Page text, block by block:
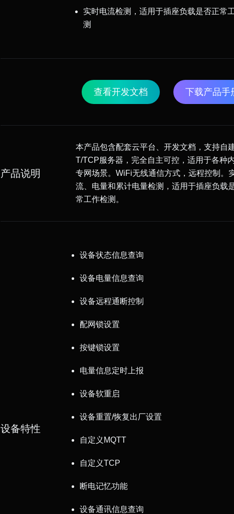
实时电流检测，适用于插座负载是否正常
测
查看开发文档 下载产品手
产品说明
本产品包含配套云平台、开发文档，支持自
T/TCP服务器，完全自主可控，适用于各种
专网场景。WiFi无线通信方式，远程控制。
流、电量和累计电量检测，适用于插座负载
常工作检测。
设备特性
设备状态信息查询
设备电量信息查询
设备远程通断控制
配网锁设置
按键锁设置
电量信息定时上报
设备软重启
设备重置/恢复出厂设置
自定义MQTT
自定义TCP
断电记忆功能
设备通讯信息查询